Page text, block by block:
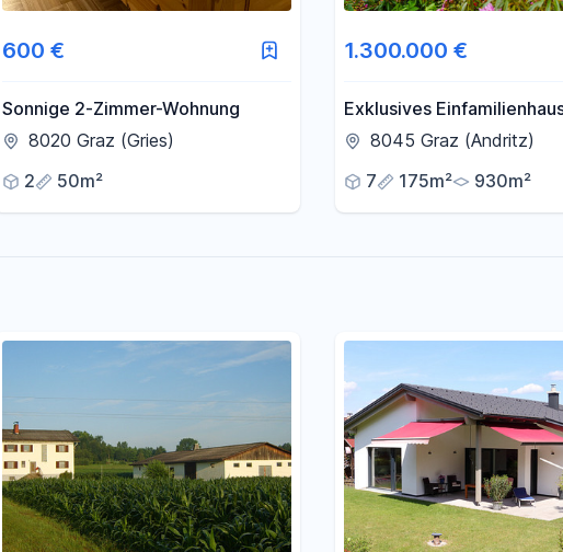
Filter für Fläche zurücksetzen
600 €
Sonnige 2-Zimmer-Wohnung
8020 Graz (Gries)
2
50m²
1.300.000 €
Exklusives
m² | Pool | Doppelgarage |
8045 Graz (Andritz)
7
175m² 930m²